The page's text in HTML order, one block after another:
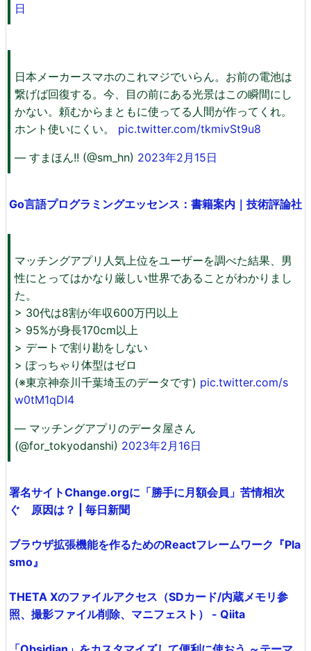
日
日本メーカースマホのこれマジでいらん。お前の電池は
繋げば回復する。今、目の前にある光景はこの瞬間にし
かない。頼むからまともに使ってる人間が作ってくれ。
ホント使いにくい。 pic.twitter.com/tkmivSt9u8
— すまほん!! (@sm_hn) 2023年2月15日
Go言語プログラミングエッセンス：書籍案内｜技術評論社
マッチングアプリ人気上位をユーザーを調べた結果、男
性にとってはかなり厳しい世界であることがわかりまし
た。
> 30代は8割が年収600万円以上
> 95%が身長170cm以上
> デートで割り勘をしない
> ぽっちゃり体型はゼロ
(※東京神奈川千葉埼玉のデータです) pic.twitter.com/s
w0tM1qDI4
— マッチングアプリのデータ屋さん
(@for_tokyodanshi) 2023年2月16日
署名サイトChange.orgに「勝手に月額会員」苦情相次
ぐ 原因は？ | 毎日新聞
ブラウザ拡張機能を作るためのReactフレームワーク『Pla
smo』
THETA Xのファイルアクセス（SDカード/内蔵メモリ参
照、撮影ファイル削除、マニフェスト） - Qiita